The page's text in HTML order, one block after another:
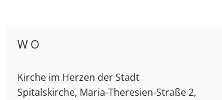
WO
Kirche im Herzen der Stadt
Spitalskirche, Maria-Theresien-Straße 2,